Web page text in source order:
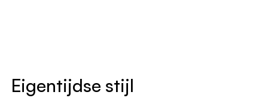
Eigentijdse stijl